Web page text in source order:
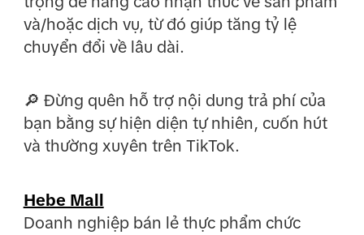
và/hoặc dịch vụ, từ đó giúp tăng tỷ lệ
chuyển đổi về lâu dài.
🔎 Đừng quên hỗ trợ nội dung trả phí của
bạn bằng sự hiện diện tự nhiên, cuốn hút
và thường xuyên trên TikTok.
Hebe Mall
Doanh nghiệp bán lẻ thực phẩm chức